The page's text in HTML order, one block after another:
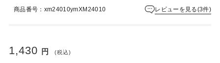
商品番号：xm24010ymXM24010 レビューを見る(3件)
1,430 円 (税込)